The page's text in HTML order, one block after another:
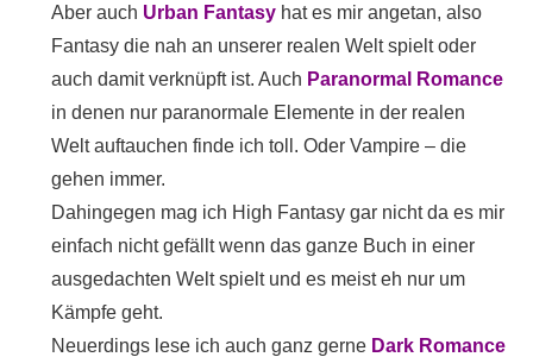
Aber auch Urban Fantasyhat es mir angetan, also
Fantasy die nah an unserer realen Welt spielt oder
auch damit verknüpft ist. Auch Paranormal Romance
in denen nur paranormale Elemente in der realen
Welt auftauchen finde ich toll. Oder Vampire – die
gehen immer.
Dahingegen mag ich High Fantasy gar nicht da es mir
einfach nicht gefällt wenn das ganze Buch in einer
ausgedachten Welt spielt und es meist eh nur um
Kämpfe geht.
Neuerdings lese ich auch ganz gerne Dark Romance